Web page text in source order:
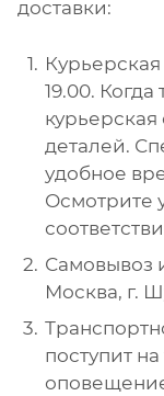
доставки:
Курьерская
19.00. Когда
курьерская
деталей.
удобное
Осмотрите
Самовывоз
Москва, г.
поступит